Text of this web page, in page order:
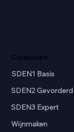
Cursussen
SDEN1 Basis
SDEN2 Gevorderd
SDEN3 Expert
Wijnmaken